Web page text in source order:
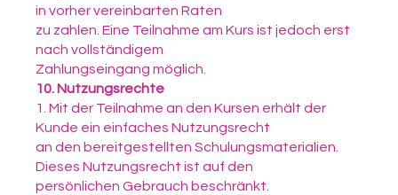
in vorher vereinbarten Raten
zu zahlen. Eine Teilnahme am Kurs ist jedoch erst
nach vollständigem
Zahlungseingang möglich.
10. Nutzungsrechte
1. Mit der Teilnahme an den Kursen erhält der
Kunde ein einfaches Nutzungsrecht
an den bereitgestellten Schulungsmaterialien.
Dieses Nutzungsrecht ist auf den
persönlichen Gebrauch beschränkt.